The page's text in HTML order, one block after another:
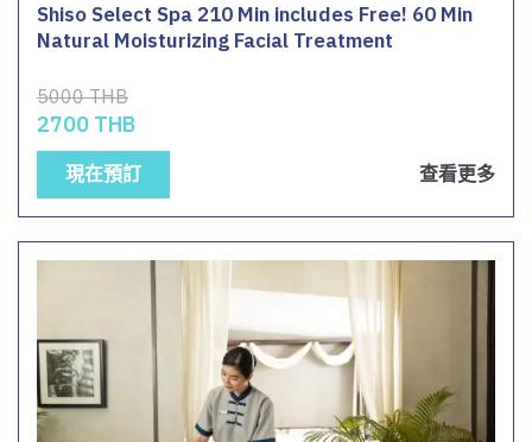
Shiso Select Spa 210 Min includes Free! 60 Min
Natural Moisturizing Facial Treatment
5000 THB
2700 THB
現在預訂 查看更多